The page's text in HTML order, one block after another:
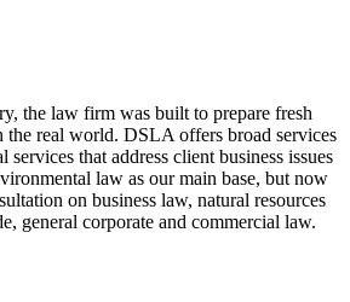
the law firm was built to prepare fresh
the real world. DSLA offers broad services
that address client business issues
law as our main base, but now
on business law, natural resources
general corporate and commercial law.